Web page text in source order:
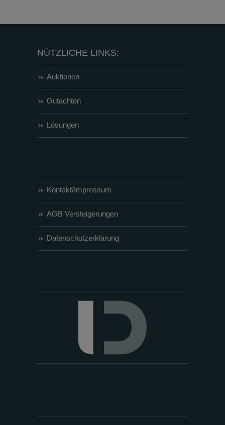
NÜTZLICHE LINKS:
Auktionen
Gutachten
Lösungen
Kontakt/Impressum
AGB Versteigerungen
Datenschutzerklärung